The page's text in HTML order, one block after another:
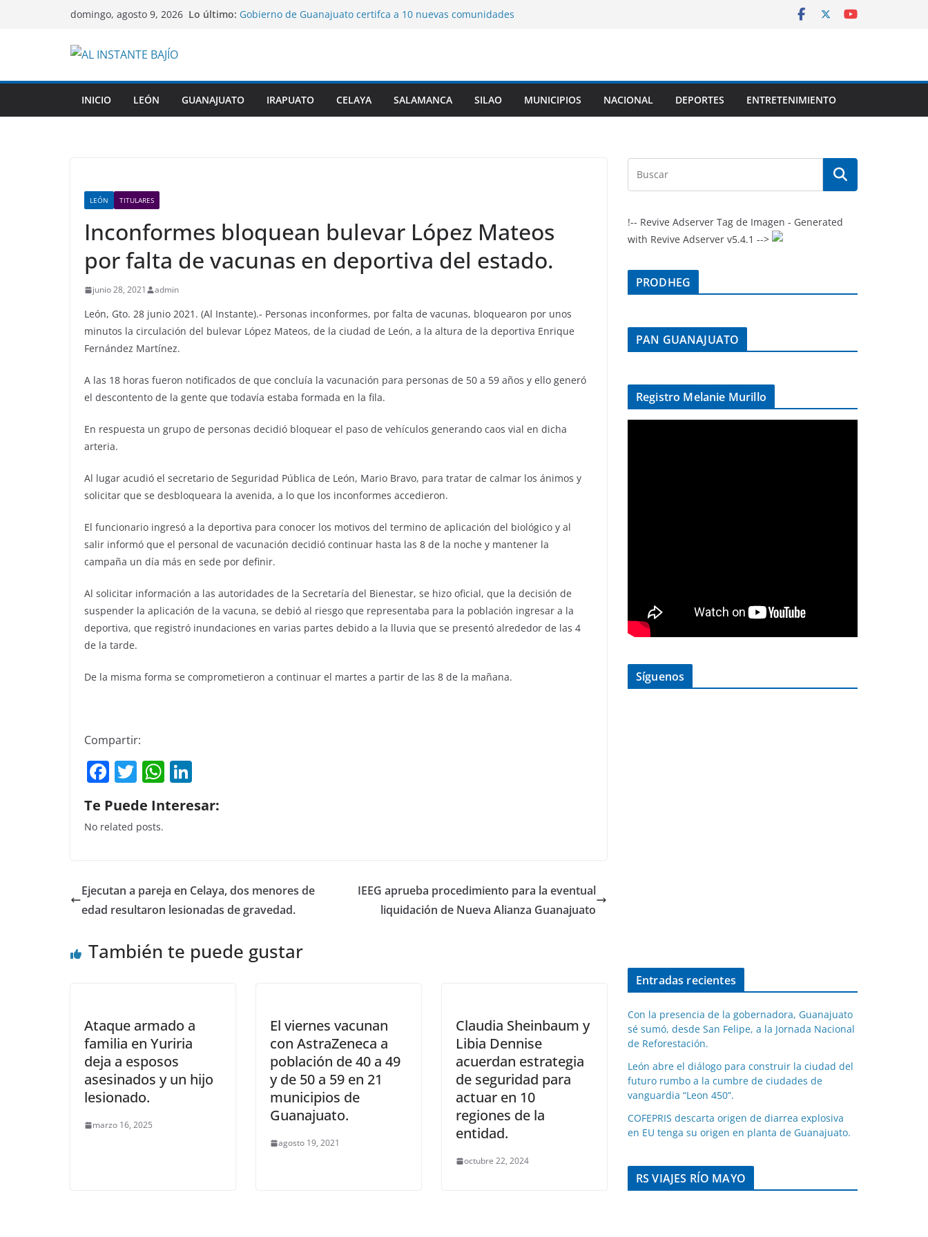
domingo, agosto 9, 2026 Lo último: Gobierno de Guanajuato certifca a 10 nuevas comunidades
desde San Felipe, a la Jornada Nacional de Reforestación.
León abre el diálogo para construir la ciudad del futuro
INICIO LEÓN GUANAJUATO IRAPUATO CELAYA SALAMANCA SILAO MUNICIPIOS NACIONAL DEPORTES ENTRETENIMIENTO
LEÓN TITULARES
Inconformes bloquean bulevar López Mateos
por falta de vacunas en deportiva del estado.
junio 28, 2021 admin
León, Gto. 28 junio 2021. (Al Instante).- Personas inconformes, por falta de vacunas, bloquearon por unos
minutos la circulación del bulevar López Mateos, de la ciudad de León, a la altura de la deportiva Enrique
Fernández Martínez.
A las 18 horas fueron notificados de que concluía la vacunación para personas de 50 a 59 años y ello generó
el descontento de la gente que todavía estaba formada en la fila.
En respuesta un grupo de personas decidió bloquear el paso de vehículos generando caos vial en dicha
arteria.
Al lugar acudió el secretario de Seguridad Pública de León, Mario Bravo, para tratar de calmar los ánimos y
solicitar que se desbloqueara la avenida, a lo que los inconformes accedieron.
El funcionario ingresó a la deportiva para conocer los motivos del termino de aplicación del biológico y al
salir informó que el personal de vacunación decidió continuar hasta las 8 de la noche y mantener la
campaña un día más en sede por definir.
Al solicitar información a las autoridades de la Secretaría del Bienestar, se hizo oficial, que la decisión de
suspender la aplicación de la vacuna, se debió al riesgo que representaba para la población ingresar a la
deportiva, que registró inundaciones en varias partes debido a la lluvia que se presentó alrededor de las 4
de la tarde.
De la misma forma se comprometieron a continuar el martes a partir de las 8 de la mañana.
Compartir:
F
a
c
e
o
o
T
w
itt
er
W
h
at
p
p
k
n
Te Puede Interesar:
No related posts.
Ejecutan a pareja en Celaya, dos menores de
edad resultaron lesionadas de gravedad.
IEEG aprueba procedimiento para la eventual
liquidación de Nueva Alianza Guanajuato
También te puede gustar
Ataque armado a
familia en Yuriria
deja a esposos
asesinados y un hijo
lesionado.
marzo 16, 2025
El viernes vacunan
con AstraZeneca a
población de 40 a 49
y de 50 a 59 en 21
municipios de
Guanajuato.
agosto 19, 2021
Claudia Sheinbaum y
Libia Dennise
acuerdan estrategia
de seguridad para
actuar en 10
regiones de la
entidad.
octubre 22, 2024
!-- Revive Adserver Tag de Imagen - Generated
with Revive Adserver v5.4.1 -->
PRODHEG
PAN GUANAJUATO
Registro Melanie Murillo
Síguenos
Entradas recientes
Con la presencia de la gobernadora, Guanajuato
sé sumó, desde San Felipe, a la Jornada Nacional
de Reforestación.
León abre el diálogo para construir la ciudad del
futuro rumbo a la cumbre de ciudades de
vanguardia “Leon 450”.
COFEPRIS descarta origen de diarrea explosiva
en EU tenga su origen en planta de Guanajuato.
RS VIAJES RÍO MAYO